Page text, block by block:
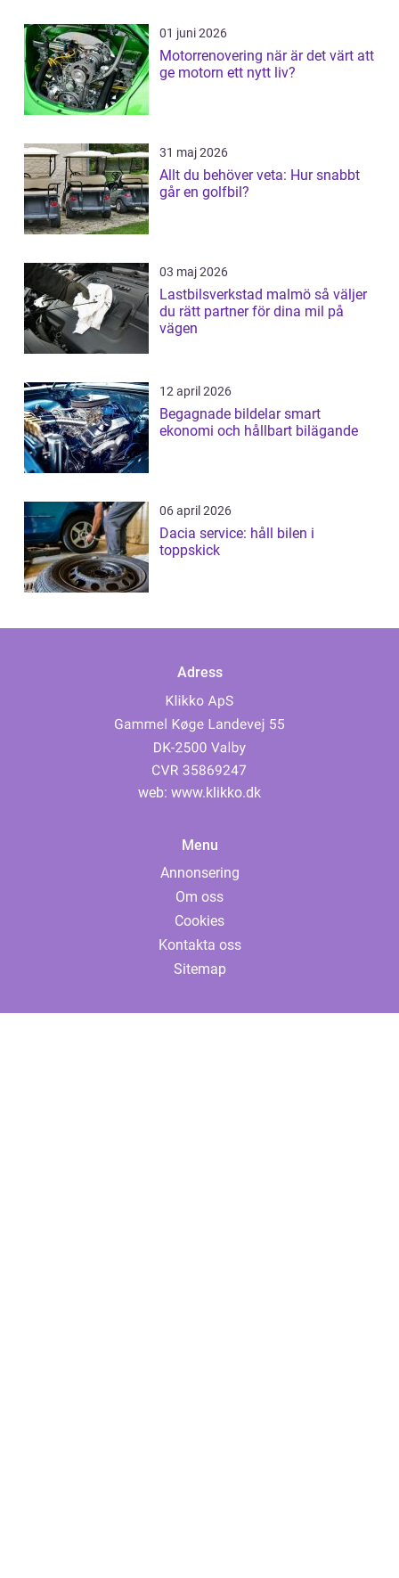
01 juni 2026
Motorrenovering när är det värt att
ge motorn ett nytt liv?
31 maj 2026
Allt du behöver veta: Hur snabbt
går en golfbil?
03 maj 2026
Lastbilsverkstad malmö så väljer
du rätt partner för dina mil på
vägen
12 april 2026
Begagnade bildelar smart
ekonomi och hållbart bilägande
06 april 2026
Dacia service: håll bilen i
toppskick
Adress
web: www.klikko.dk
Menu
Annonsering
Om oss
Cookies
Kontakta oss
Sitemap